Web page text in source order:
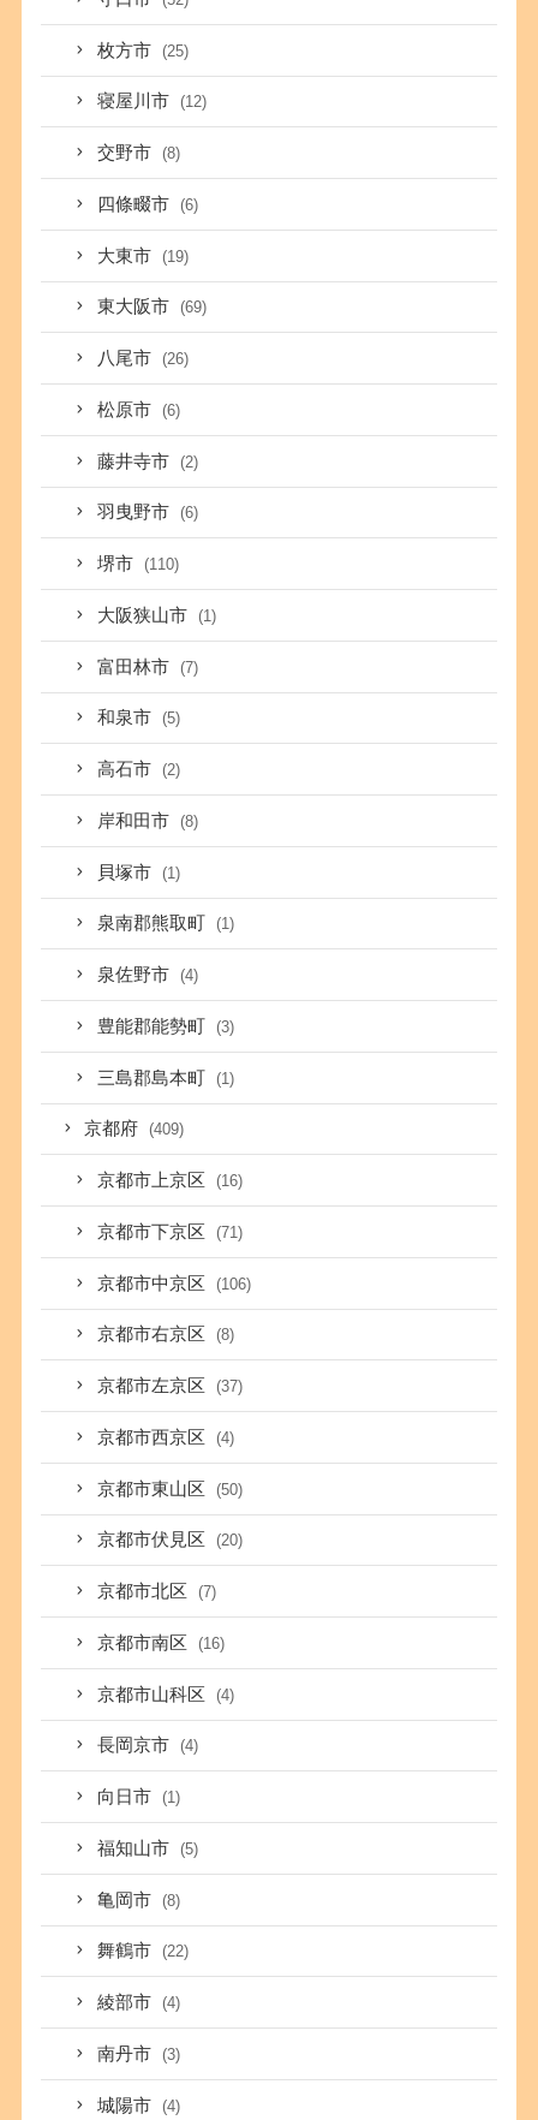
枚方市 (25)
寝屋川市 (12)
交野市 (8)
四條畷市 (6)
大東市 (19)
東大阪市 (69)
八尾市 (26)
松原市 (6)
藤井寺市 (2)
羽曳野市 (6)
堺市 (110)
大阪狭山市 (1)
富田林市 (7)
和泉市 (5)
高石市 (2)
岸和田市 (8)
貝塚市 (1)
泉南郡熊取町 (1)
泉佐野市 (4)
豊能郡能勢町 (3)
三島郡島本町 (1)
京都府 (409)
京都市上京区 (16)
京都市下京区 (71)
京都市中京区 (106)
京都市右京区 (8)
京都市左京区 (37)
京都市西京区 (4)
京都市東山区 (50)
京都市伏見区 (20)
京都市北区 (7)
京都市南区 (16)
京都市山科区 (4)
長岡京市 (4)
向日市 (1)
福知山市 (5)
亀岡市 (8)
舞鶴市 (22)
綾部市 (4)
南丹市 (3)
城陽市 (4)